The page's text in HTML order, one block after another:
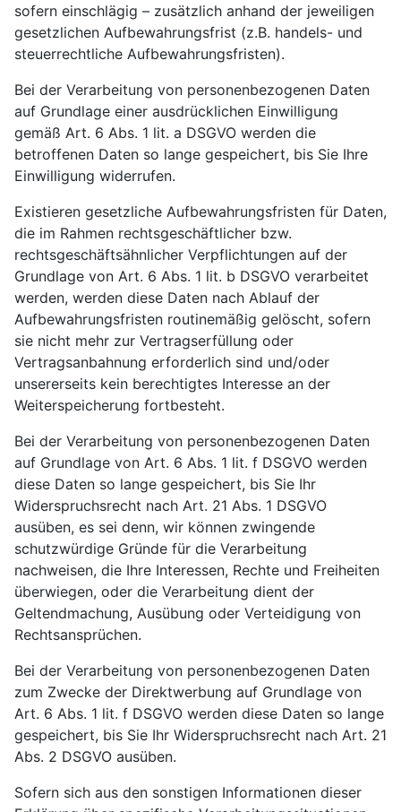
sofern einschlägig – zusätzlich anhand der jeweiligen
gesetzlichen Aufbewahrungsfrist (z.B. handels- und
steuerrechtliche Aufbewahrungsfristen).
Bei der Verarbeitung von personenbezogenen Daten
auf Grundlage einer ausdrücklichen Einwilligung
gemäß Art. 6 Abs. 1 lit. a DSGVO werden die
betroffenen Daten so lange gespeichert, bis Sie Ihre
Einwilligung widerrufen.
Existieren gesetzliche Aufbewahrungsfristen für Daten,
die im Rahmen rechtsgeschäftlicher bzw.
rechtsgeschäftsähnlicher Verpflichtungen auf der
Grundlage von Art. 6 Abs. 1 lit. b DSGVO verarbeitet
werden, werden diese Daten nach Ablauf der
Aufbewahrungsfristen routinemäßig gelöscht, sofern
sie nicht mehr zur Vertragserfüllung oder
Vertragsanbahnung erforderlich sind und/oder
unsererseits kein berechtigtes Interesse an der
Weiterspeicherung fortbesteht.
Bei der Verarbeitung von personenbezogenen Daten
auf Grundlage von Art. 6 Abs. 1 lit. f DSGVO werden
diese Daten so lange gespeichert, bis Sie Ihr
Widerspruchsrecht nach Art. 21 Abs. 1 DSGVO
ausüben, es sei denn, wir können zwingende
schutzwürdige Gründe für die Verarbeitung
nachweisen, die Ihre Interessen, Rechte und Freiheiten
überwiegen, oder die Verarbeitung dient der
Geltendmachung, Ausübung oder Verteidigung von
Rechtsansprüchen.
Bei der Verarbeitung von personenbezogenen Daten
zum Zwecke der Direktwerbung auf Grundlage von
Art. 6 Abs. 1 lit. f DSGVO werden diese Daten so lange
gespeichert, bis Sie Ihr Widerspruchsrecht nach Art. 21
Abs. 2 DSGVO ausüben.
Sofern sich aus den sonstigen Informationen dieser